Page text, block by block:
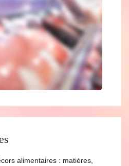
alimentaires : matières,